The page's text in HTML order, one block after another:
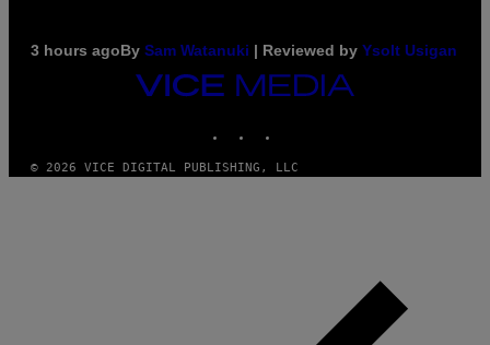
3 hours agoBy Sam Watanuki | Reviewed by Ysolt Usigan
VICE
MEDIA
© 2026 VICE DIGITAL PUBLISHING, LLC